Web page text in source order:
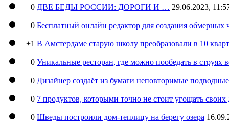
0 ДВЕ БЕДЫ РОССИИ: ДОРОГИ И … 29.06.2023,
0 Бесплатный онлайн редактор для создания обмерных
+1 В Амстердаме старую школу преобразовали в 10
0 Уникальные ресторан, где можно пообедать в струях
0 Дизайнер создаёт из бумаги неповторимые
0 7 продуктов, которыми точно не стоит угощать
0 Шведы построили дом-теплицу на берегу озера